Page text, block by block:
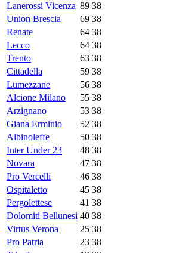
Lanerossi Vicenza 89 38
Union Brescia
69 38
Renate
64 38
Lecco
64 38
Trento
63 38
Cittadella
59 38
Lumezzane
56 38
Alcione Milano
55 38
Arzignano
53 38
Giana Erminio
52 38
Albinoleffe
50 38
Inter Under 23
48 38
Novara
47 38
Pro Vercelli
46 38
Ospitaletto
45 38
Pergolettese
41 38
Dolomiti Bellunesi 40 38
Virtus Verona
25 38
Pro Patria
23 38